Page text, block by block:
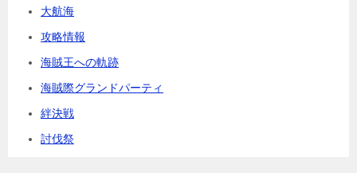
大航海
攻略情報
海賊王への軌跡
海賊際グランドパーティ
絆決戦
討伐祭